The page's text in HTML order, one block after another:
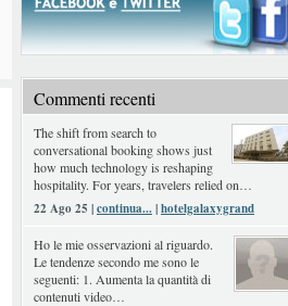
Commenti recenti
The shift from search to
conversational booking shows just
how much technology is reshaping
hospitality. For years, travelers relied on…
22 Ago 25 |continua...|hotelgalaxygrand
Ho le mie osservazioni al riguardo.
Le tendenze secondo me sono le
seguenti: 1. Aumenta la quantità di
contenuti video…